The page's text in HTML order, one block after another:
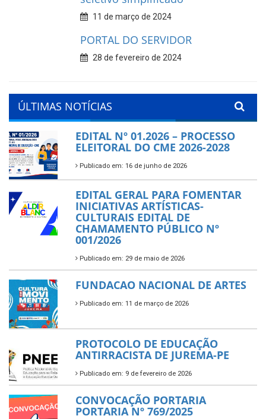
11 de março de 2024
PORTAL DO SERVIDOR
28 de fevereiro de 2024
ÚLTIMAS NOTÍCIAS
EDITAL Nº 01.2026 – PROCESSO
ELEITORAL DO CME 2026-2028
Publicado em: 16 de junho de 2026
EDITAL GERAL PARA FOMENTAR
INICIATIVAS ARTÍSTICAS-
CULTURAIS EDITAL DE
CHAMAMENTO PÚBLICO Nº
001/2026
Publicado em: 29 de maio de 2026
FUNDACAO NACIONAL DE ARTES
Publicado em: 11 de março de 2026
PROTOCOLO DE EDUCAÇÃO
ANTIRRACISTA DE JUREMA-PE
Publicado em: 9 de fevereiro de 2026
CONVOCAÇÃO PORTARIA
PORTARIA Nº 769/2025